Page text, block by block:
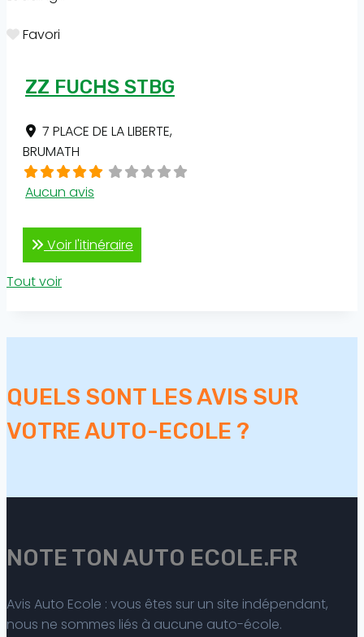
Favori
ZZ FUCHS STBG
7 PLACE DE LA LIBERTE,
BRUMATH
Aucun avis
Voir l'itinéraire
Tout voir
QUELS SONT LES AVIS SUR
VOTRE AUTO-ECOLE ?
NOTE TON AUTO ECOLE.FR
Avis Auto Ecole : vous êtes sur un site indépendant,
nous ne sommes liés à aucune auto-école.